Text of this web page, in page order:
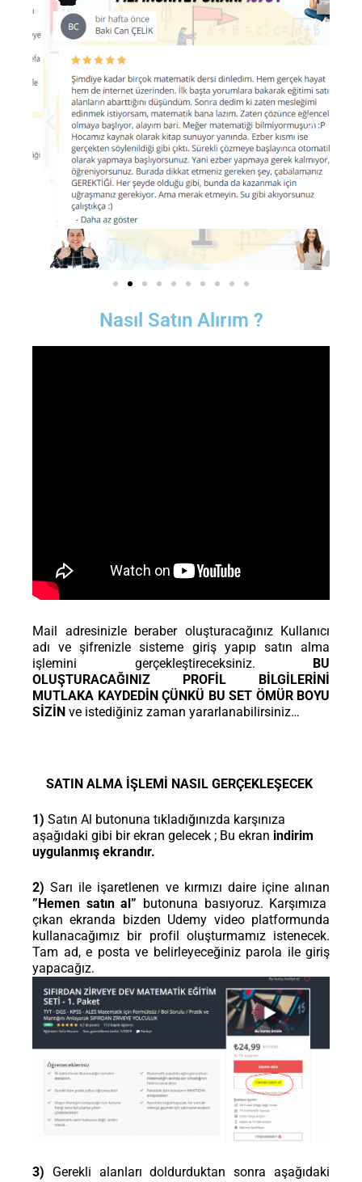
Nasıl Satın Alırım ?
Mail adresinizle beraber oluşturacağınız Kullanıcı
adı ve şifrenizle sisteme giriş yapıp satın alma
işlemini gerçekleştireceksiniz. BU
OLUŞTURACAĞINIZ PROFİL BİLGİLERİNİ
MUTLAKA KAYDEDİN ÇÜNKÜ BU SET ÖMÜR BOYU
SİZİN ve istediğiniz zaman yararlanabilirsiniz…
SATIN ALMA İŞLEMİ NASIL GERÇEKLEŞECEK
1) Satın Al butonuna tıkladığınızda karşınıza
aşağıdaki gibi bir ekran gelecek ; Bu ekran indirim
uygulanmış ekrandır.
2) Sarı ile işaretlenen ve kırmızı daire içine alınan
”Hemen satın al” butonuna basıyoruz. Karşımıza
çıkan ekranda bizden Udemy video platformunda
kullanacağımız bir profil oluşturmamız istenecek.
Tam ad, e posta ve belirleyeceğiniz parola ile giriş
yapacağız.
3) Gerekli alanları doldurduktan sonra aşağıdaki